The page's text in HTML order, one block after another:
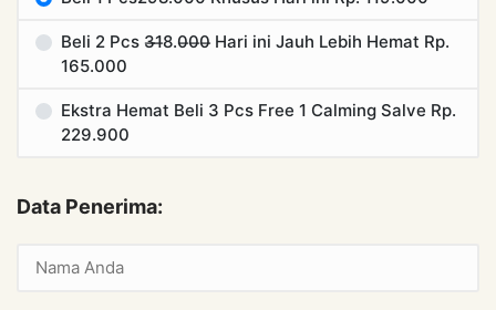
Beli 2 Pcs 3̶1̶8.0̶0̶0̶ Hari ini Jauh Lebih Hemat Rp.
165.000
Ekstra Hemat Beli 3 Pcs Free 1 Calming Salve Rp.
229.900
Data Penerima: